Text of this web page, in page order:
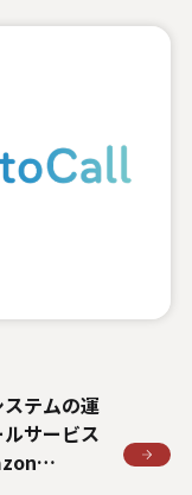
テムの運
サービス